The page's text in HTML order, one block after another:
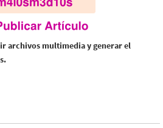
archivos multimedia y generar el